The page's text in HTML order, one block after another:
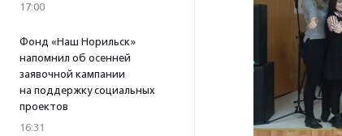
17:00
Фонд «Наш Норильск»
напомнил об осенней
заявочной кампании
на поддержку социальных
проектов
16:31